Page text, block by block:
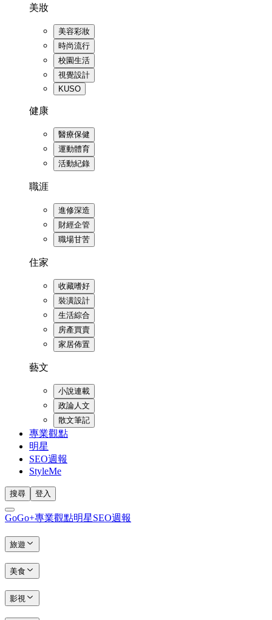
美妝
美容彩妝
時尚流行
校園生活
視覺設計
KUSO
健康
醫療保健
運動體育
活動紀錄
職涯
進修深造
財經企管
職場甘苦
住家
收藏嗜好
裝潢設計
生活綜合
房產買賣
家居佈置
藝文
小說連載
政論人文
散文筆記
專業觀點
明星
SEO週報
StyleMe
搜尋 登入
GoGo+專業觀點明星SEO週報
旅遊
美食
影視